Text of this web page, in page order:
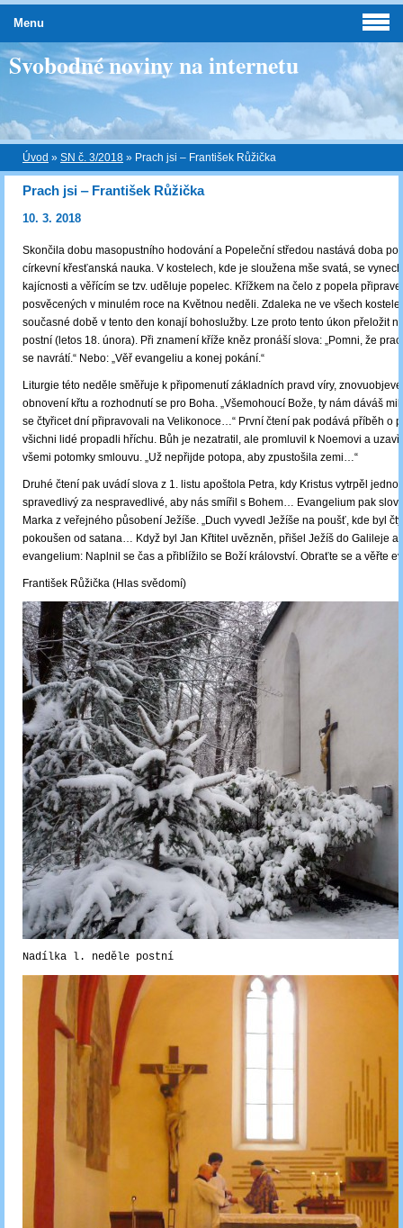
Svobodné noviny na internetu
Úvod » SN č. 3/2018 » Prach jsi ‒ František Růžička
Prach jsi ‒ František Růžička
10. 3. 2018
Skončila dobu masopustního hodování a Popeleční středou nastává doba
církevní křesťanská nauka. V kostelech, kde je sloužena mše svatá, se
kajícnosti a věřícím se tzv. uděluje popelec. Křížkem na čelo z popela
posvěcených v minulém roce na Květnou neděli. Zdaleka ne ve všech
současné době v tento den konají bohoslužby. Lze proto tento úkon přeložit
postní (letos 18. února). Při znamení kříže kněz pronáší slova: „Pomni, že
se navrátí.“ Nebo: „Věř evangeliu a konej pokání.“
Liturgie této neděle směřuje k připomenutí základních pravd víry,
obnovení křtu a rozhodnutí se pro Boha. „Všemohoucí Bože, ty nám dáváš
se čtyřicet dní připravovali na Velikonoce…“ První čtení pak podává příběh o
všichni lidé propadli hříchu. Bůh je nezatratil, ale promluvil k Noemovi a
všemi potomky smlouvu. „Už nepřijde potopa, aby zpustošila zemi…“
Druhé čtení pak uvádí slova z 1. listu apoštola Petra, kdy Kristus vytrpěl
spravedlivý za nespravedlivé, aby nás smířil s Bohem… Evangelium pak
Marka z veřejného působení Ježíše. „Duch vyvedl Ježíše na poušť, kde byl
pokoušen od satana… Když byl Jan Křtitel uvězněn, přišel Ježíš do Galileje a
evangelium: Naplnil se čas a přiblížilo se Boží království. Obraťte se a věřte
František Růžička (Hlas svědomí)
Nadílka l. neděle postní
Menu